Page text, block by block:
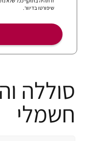
שיפורטו בדיוור.
סוללה
חשמלי